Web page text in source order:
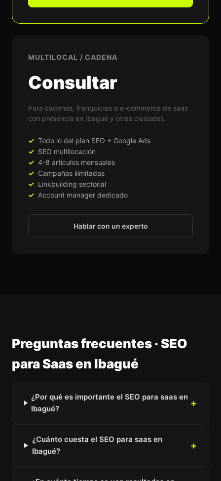
MULTILOCAL / CADENA
Consultar
Para cadenas, franquicias o e-commerce de saas
con presencia en Ibagué y otras ciudades.
Todo lo del plan SEO + Google Ads
SEO multilocación
4-8 artículos mensuales
Campañas ilimitadas
Linkbuilding sectorial
Account manager dedicado
Hablar con un experto
Preguntas frecuentes · SEO
para Saas en Ibagué
¿Por qué es importante el SEO para saas en
Ibagué?
¿Cuánto cuesta el SEO para saas en
Ibagué?